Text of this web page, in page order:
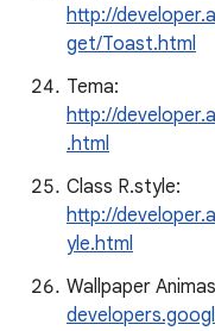
http://
get/Toast.html
Tema:
http://
.html
Class R.style:
http://
yle.html
Wallpaper